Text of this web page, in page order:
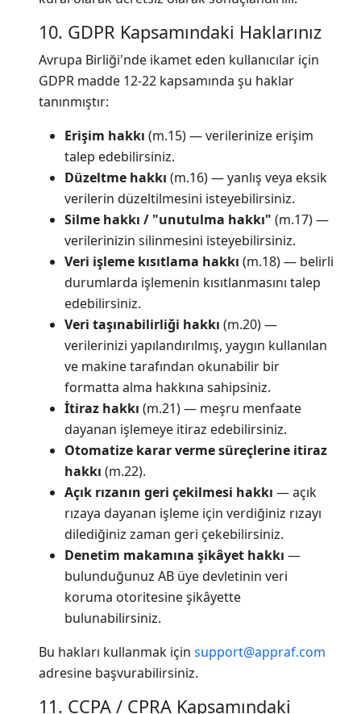
10. GDPR Kapsamındaki Haklarınız
Avrupa Birliği'nde ikamet eden kullanıcılar için
GDPR madde 12-22 kapsamında şu haklar
tanınmıştır:
Erişim hakkı (m.15) — verilerinize erişim
talep edebilirsiniz.
Düzeltme hakkı (m.16) — yanlış veya eksik
verilerin düzeltilmesini isteyebilirsiniz.
Silme hakkı / "unutulma hakkı" (m.17) —
verilerinizin silinmesini isteyebilirsiniz.
Veri işleme kısıtlama hakkı (m.18) — belirli
durumlarda işlemenin kısıtlanmasını talep
edebilirsiniz.
Veri taşınabilirliği hakkı (m.20) —
verilerinizi yapılandırılmış, yaygın kullanılan
ve makine tarafından okunabilir bir
formatta alma hakkına sahipsiniz.
İtiraz hakkı (m.21) — meşru menfaate
dayanan işlemeye itiraz edebilirsiniz.
Otomatize karar verme süreçlerine itiraz
hakkı (m.22).
Açık rızanın geri çekilmesi hakkı — açık
rızaya dayanan işleme için verdiğiniz rızayı
dilediğiniz zaman geri çekebilirsiniz.
Denetim makamına şikâyet hakkı —
bulunduğunuz AB üye devletinin veri
koruma otoritesine şikâyette
bulunabilirsiniz.
Bu hakları kullanmak için support@appraf.com
adresine başvurabilirsiniz.
11. CCPA / CPRA Kapsamındaki